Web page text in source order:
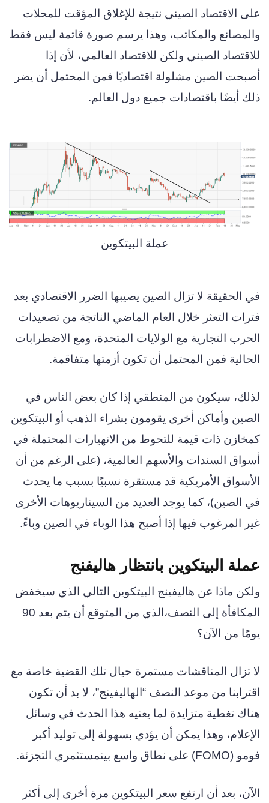
على الاقتصاد الصيني نتيجة للإغلاق المؤقت للمحلات
والمصانع والمكاتب، وهذا يرسم صورة قاتمة ليس فقط
للاقتصاد الصيني ولكن للاقتصاد العالمي، لأن إذا
أصبحت الصين مشلولة اقتصاديًا فمن المحتمل أن يضر
ذلك أيضًا باقتصادات جميع دول العالم.
عملة البيتكوين
في الحقيقة لا تزال الصين يصيبها الضرر الاقتصادي بعد
فترات التعثر خلال العام الماضي الناتجة من تصعيدات
الحرب التجارية مع الولايات المتحدة، ومع الاضطرابات
الحالية فمن المحتمل أن تكون أزمتها متفاقمة.
لذلك، سيكون من المنطقي إذا كان بعض الناس في
الصين وأماكن أخرى يقومون بشراء الذهب أو البيتكوين
كمخازن ذات قيمة للتحوط من الانهيارات المحتملة في
أسواق السندات والأسهم العالمية، (على الرغم من أن
الأسواق الأمريكية قد مستقرة نسبيًا بسبب ما يحدث
في الصين)، كما يوجد العديد من السيناريوهات الأخرى
غير المرغوب فيها إذا أصبح هذا الوباء في الصين وباءً.
عملة البيتكوين بانتظار هاليفنج
ولكن ماذا عن هاليفينج البيتكوين التالي الذي سيخفض
المكافأة إلى النصف،الذي من المتوقع أن يتم بعد 90
يومًا من الآن؟
لا تزال المناقشات مستمرة حيال تلك القضية خاصة مع
اقترابنا من موعد النصف “الهاليفينج”، لا بد أن تكون
هناك تغطية متزايدة لما يعنيه هذا الحدث في وسائل
الإعلام، وهذا يمكن أن يؤدي بسهولة إلى توليد أكبر
فومو (FOMO) على نطاق واسع بينمستثمري التجزئة.
الآن، بعد أن ارتفع سعر البيتكوين مرة أخرى إلى أكثر